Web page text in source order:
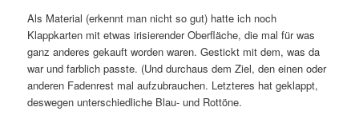
Als Material (erkennt man nicht so gut) hatte ich noch
Klappkarten mit etwas irisierender Oberfläche, die mal für was
ganz anderes gekauft worden waren. Gestickt mit dem, was da
war und farblich passte. (Und durchaus dem Ziel, den einen oder
anderen Fadenrest mal aufzubrauchen. Letzteres hat geklappt,
deswegen unterschiedliche Blau- und Rottöne.